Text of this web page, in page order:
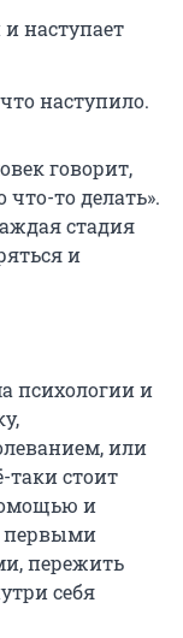
наступает
наступило.
говорит,
что-то делать».
стадия
и
психологии и
или
таки стоит
и
первыми
пережить
себя